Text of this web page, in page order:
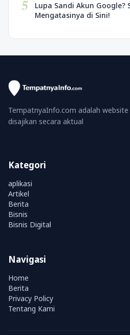
5
Lupa Sandi Akun Google?
Mengatasinya di Sini!
TempatnyaInfo.com adalah
disajikan secara aktual
Kategori
aplikasi
Artikel
Berita
Bisnis
Bisnis Digital
Navigasi
Home
Berita
Privacy Policy
Tentang Kami